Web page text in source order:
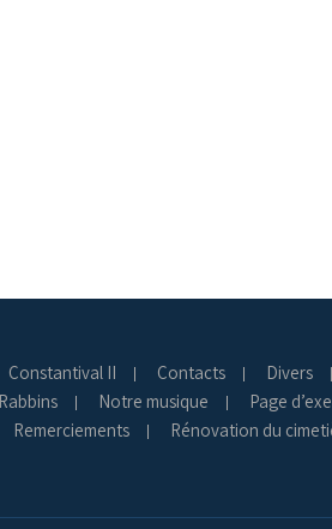
Constantival II Contacts Divers
Notre musique Page
Remerciements
Rénovation du